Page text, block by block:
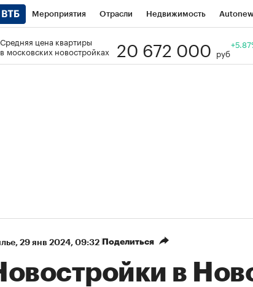
Мероприятия Отрасли Недвижимость
РБК Образование
Средняя цена квартиры
в московских новостройках
20 672 000 руб
⁠, 29 янв 2024, 09:32 Поделиться
в